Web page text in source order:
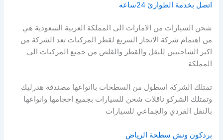
اتصل بخدمة الطوارئ 24ساعه
شحن السيارات من الامارات الى المملكة العربية السعودية هي
من اهتمام شركة الانجاز السريع لقطر المركبات تعد الشركة من
اكبر الشاحنيين للنقل والقطر والقلص من جميع المركبات الى
المملكة
تمتلك الشركة اسطول من السطحات باانواعها مصندقة هدرليك
وتمتلك الشركو ناقلات شحن للسيارات بجميع احجامها وانواعها
بالنقل الفردي والجماعي للسيارات
بردكون ونش سطحة الرياض